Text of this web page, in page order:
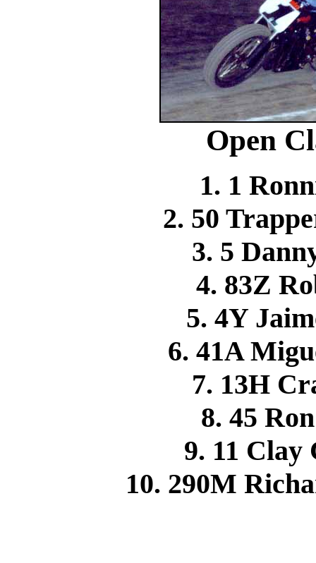
Open
1. 1
2. 50
3. 5
4. 83Z
5. 4Y
6. 41A
7. 13H
8. 45
9. 11
10. 290M